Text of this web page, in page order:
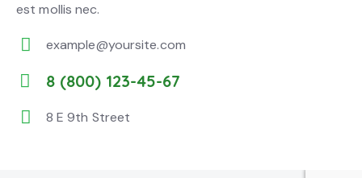
est mollis nec.
E-
m
ail:
example@yoursite.com
Ph
on
8 (800) 123-45-67
8 E 9th Street